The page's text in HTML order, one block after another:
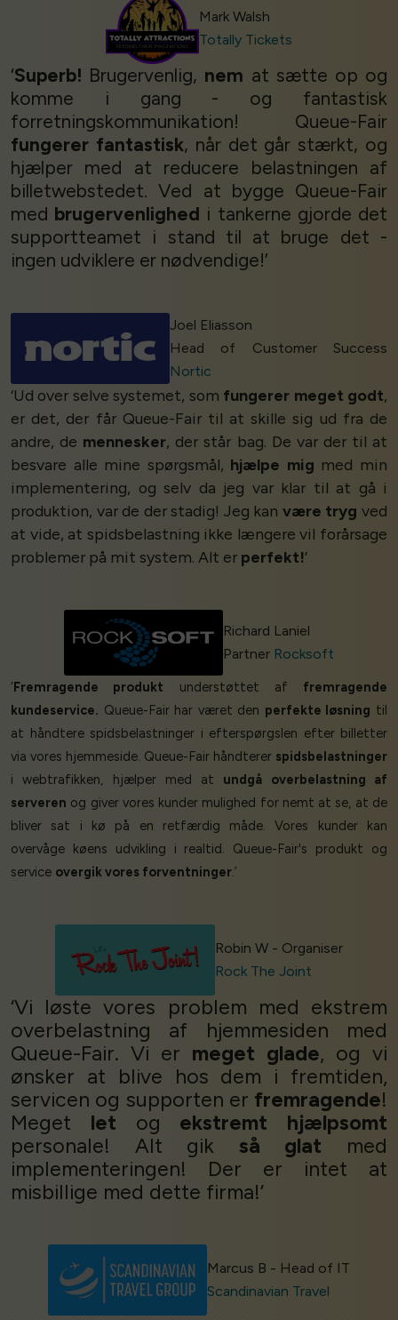
Mark Walsh
Totally Tickets
‘Superb! Brugervenlig, nem at sætte op og
komme i gang - og fantastisk
forretningskommunikation! Queue-Fair
fungerer fantastisk, når det går stærkt, og
hjælper med at reducere belastningen af
billetwebstedet. Ved at bygge Queue-Fair
med brugervenlighed i tankerne gjorde det
supportteamet i stand til at bruge det -
ingen udviklere er nødvendige!’
Joel Eliasson
Head of Customer Success
Nortic
‘Ud over selve systemet, som fungerer meget godt,
er det, der får Queue-Fair til at skille sig ud fra de
andre, de mennesker, der står bag. De var der til at
besvare alle mine spørgsmål, hjælpe mig med min
implementering, og selv da jeg var klar til at gå i
produktion, var de der stadig! Jeg kan være tryg ved
at vide, at spidsbelastning ikke længere vil forårsage
problemer på mit system. Alt er perfekt!’
Richard Laniel
Partner Rocksoft
‘Fremragende produkt understøttet af fremragende
kundeservice. Queue-Fair har været den perfekte løsning til
at håndtere spidsbelastninger i efterspørgslen efter billetter
via vores hjemmeside. Queue-Fair håndterer spidsbelastninger
i webtrafikken, hjælper med at undgå overbelastning af
serveren og giver vores kunder mulighed for nemt at se, at de
bliver sat i kø på en retfærdig måde. Vores kunder kan
overvåge køens udvikling i realtid. Queue-Fair's produkt og
service overgik vores forventninger.’
Robin W - Organiser
Rock The Joint
‘Vi løste vores problem med ekstrem
overbelastning af hjemmesiden med
Queue-Fair. Vi er meget glade, og vi
ønsker at blive hos dem i fremtiden,
servicen og supporten er fremragende!
Meget let og ekstremt hjælpsomt
personale! Alt gik så glat med
implementeringen! Der er intet at
misbillige med dette firma!’
Marcus B - Head of IT
Scandinavian Travel